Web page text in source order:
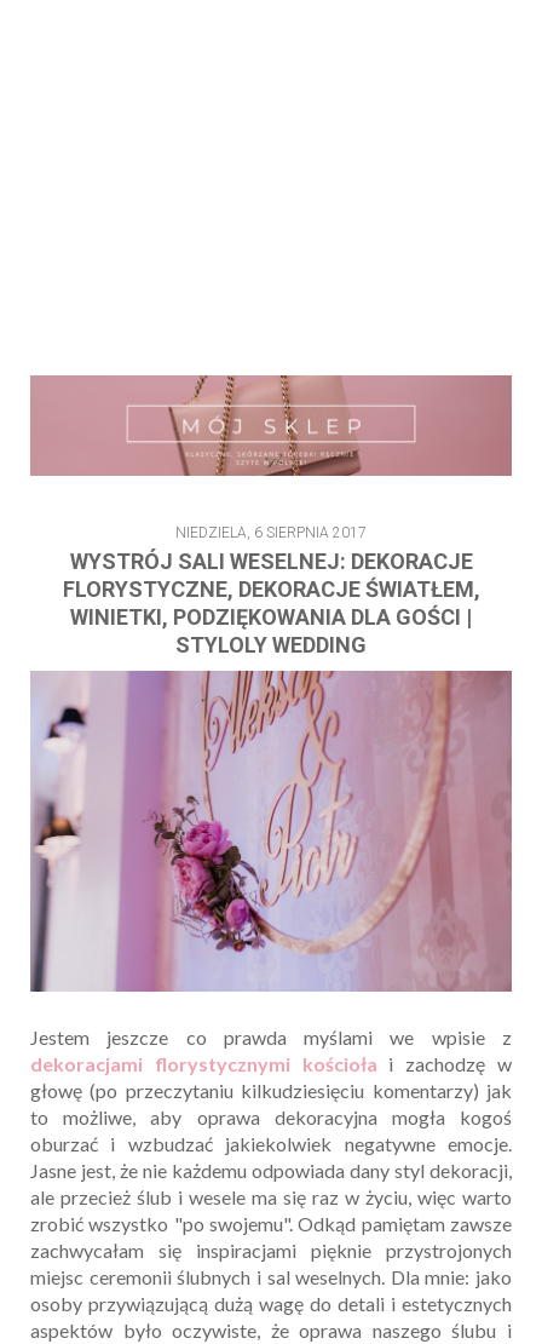
NIEDZIELA, 6 SIERPNIA 2017
WYSTRÓJ SALI WESELNEJ: DEKORACJE
FLORYSTYCZNE, DEKORACJE ŚWIATŁEM,
WINIETKI, PODZIĘKOWANIA DLA GOŚCI |
STYLOLY WEDDING
Jestem jeszcze co prawda myślami we wpisie z
dekoracjami florystycznymi kościoła i zachodzę w
głowę (po przeczytaniu kilkudziesięciu komentarzy) jak
to możliwe, aby oprawa dekoracyjna mogła kogoś
oburzać i wzbudzać jakiekolwiek negatywne emocje.
Jasne jest, że nie każdemu odpowiada dany styl dekoracji,
ale przecież ślub i wesele ma się raz w życiu, więc warto
zrobić wszystko "po swojemu". Odkąd pamiętam zawsze
zachwycałam się inspiracjami pięknie przystrojonych
miejsc ceremonii ślubnych i sal weselnych. Dla mnie: jako
osoby przywiązującą dużą wagę do detali i estetycznych
aspektów było oczywiste, że oprawa naszego ślubu i